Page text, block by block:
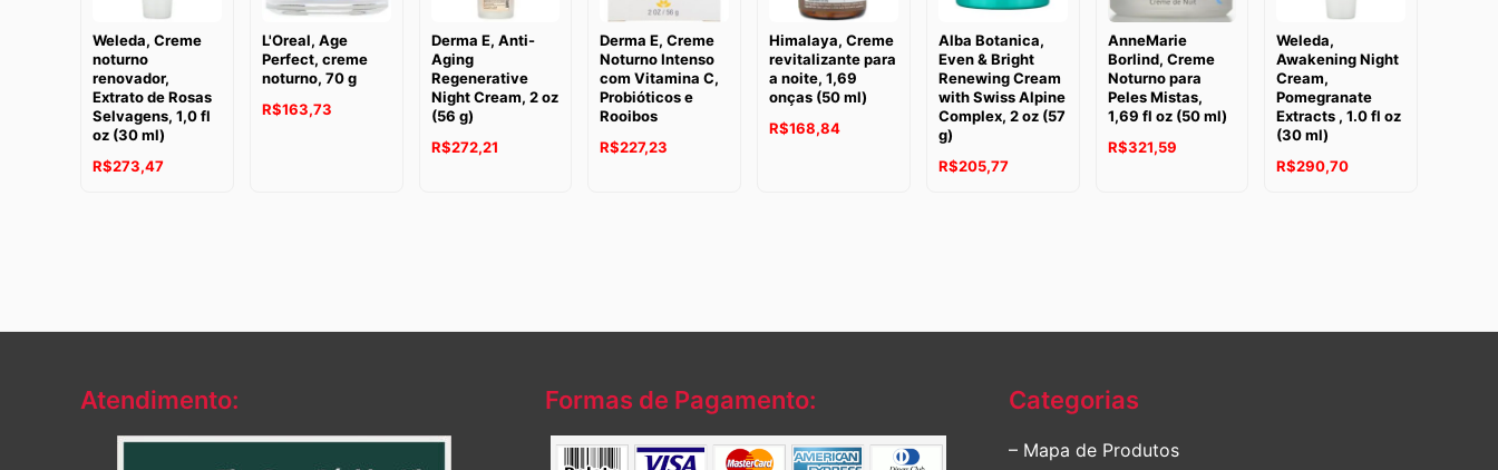
Weleda, Creme
noturno
renovador,
Extrato de Rosas
Selvagens, 1,0 fl
oz (30 ml)
R$273,47
L'Oreal, Age
Perfect, creme
noturno, 70 g
R$163,73
Derma E, Anti-
Aging
Regenerative
Night Cream, 2 oz
(56 g)
R$272,21
Derma E, Creme
Noturno Intenso
com Vitamina C,
Probióticos e
Rooibos
R$227,23
Himalaya, Creme
revitalizante para
a noite, 1,69
onças (50 ml)
R$168,84
Alba Botanica,
Even & Bright
Renewing Cream
with Swiss Alpine
Complex, 2 oz (57
g)
R$205,77
AnneMarie
Borlind, Creme
Noturno para
Peles Mistas,
1,69 fl oz (50 ml)
R$321,59
Weleda,
Awakening Night
Cream,
Pomegranate
Extracts , 1.0 fl oz
(30 ml)
R$290,70
Atendimento: Formas de Pagamento: Categorias
– Mapa de Produtos